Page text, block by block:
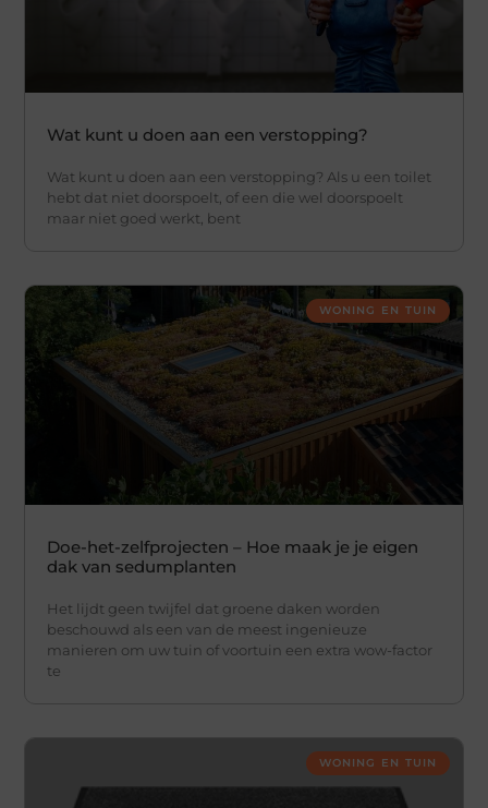
Wat kunt u doen aan een verstopping?
Wat kunt u doen aan een verstopping? Als u een toilet
hebt dat niet doorspoelt, of een die wel doorspoelt
maar niet goed werkt, bent
WONING EN TUIN
Doe-het-zelfprojecten – Hoe maak je je eigen
dak van sedumplanten
Het lijdt geen twijfel dat groene daken worden
beschouwd als een van de meest ingenieuze
manieren om uw tuin of voortuin een extra wow-factor
te
WONING EN TUIN